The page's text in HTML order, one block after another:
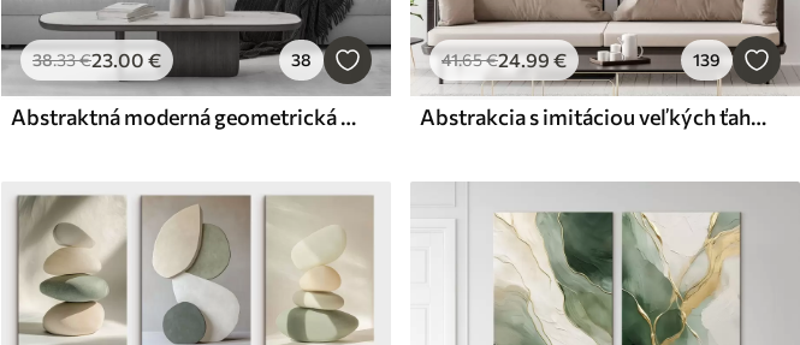
38.33€23.00 € 38
Abstraktná moderná geometrická kompozícia s prekrývajúcimi sa tvarmi a potlačou v odtieňoch sivej, čiernej a béžovej farby
41.65€24.99 € 139
Abstrakcia s imitáciou veľkých ťahov štetcom